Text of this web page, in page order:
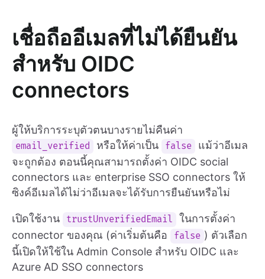
เชื่อถืออีเมลที่ไม่ได้ยืนยัน
สำหรับ OIDC
connectors
ผู้ให้บริการระบุตัวตนบางรายไม่คืนค่า
email_verified หรือให้ค่าเป็น false
แม้ว่าอีเมล
จะถูกต้อง ตอนนี้คุณสามารถตั้งค่า OIDC social
connectors และ enterprise SSO connectors ให้
ซิงค์อีเมลได้ไม่ว่าอีเมลจะได้รับการยืนยันหรือไม่
เปิดใช้งาน trustUnverifiedEmail
ในการตั้งค่า
connector ของคุณ (ค่าเริ่มต้นคือ
false ) ตัวเลือก
นี้เปิดให้ใช้ใน Admin Console สำหรับ OIDC และ
Azure AD SSO connectors